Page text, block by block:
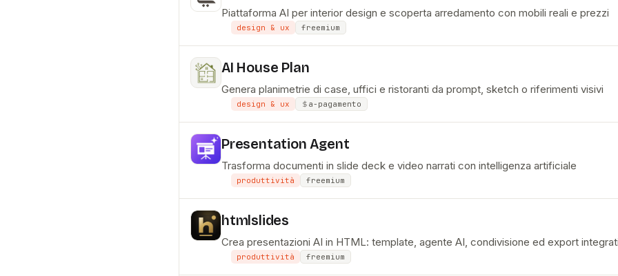
Piattaforma AI per interior design e scoperta arredamento con mobili reali e prezzi
design & ux freemium
AI House Plan
Genera planimetrie di case, uffici e ristoranti da prompt, sketch o riferimenti visivi
design & ux a-pagamento
Presentation Agent
Trasforma documenti in slide deck e video narrati con intelligenza artificiale
produttività freemium
htmlslides
Crea presentazioni AI in HTML: template, agente AI, condivisione ed export
produttività freemium